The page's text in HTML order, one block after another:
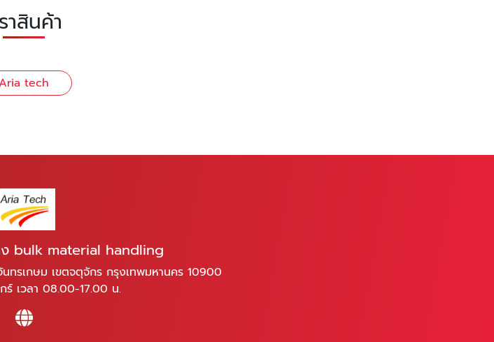
าสินค้า
Aria tech
ง bulk material handling
รเกษม เขตจตุจักร กรุงเทพมหานคร 10900
เวลา 08.00-17.00 น.